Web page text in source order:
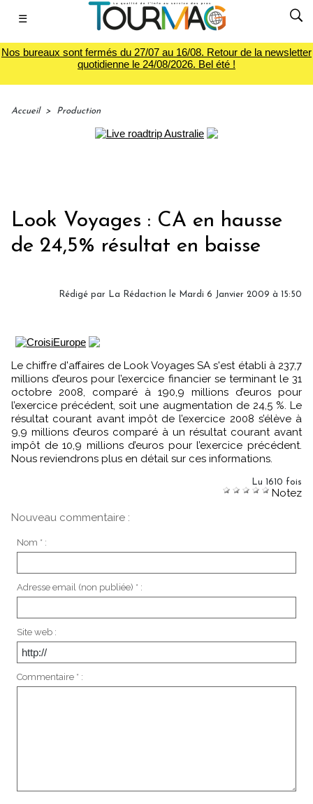
☰
Nos bureaux sont fermés du 27/07 au 16/08. Retour de la newsletter
quotidienne le 24/08/2026. Bel été !
Accueil > Production
Look Voyages : CA en hausse
de 24,5% résultat en baisse
Rédigé par La Rédaction le Mardi 6 Janvier 2009 à 15:50
Le chiffre d'affaires de Look Voyages SA s'est établi à 237,7
millions d’euros pour l’exercice financier se terminant le 31
octobre 2008, comparé à 190,9 millions d’euros pour
l’exercice précédent, soit une augmentation de 24,5 %. Le
résultat courant avant impôt de l’exercice 2008 s’élève à
9,9 millions d’euros comparé à un résultat courant avant
impôt de 10,9 millions d’euros pour l’exercice précédent.
Nous reviendrons plus en détail sur ces informations.
Lu 1610 fois
Notez
Nouveau commentaire :
Nom * :
Adresse email (non publiée) * :
Site web :
Commentaire * :